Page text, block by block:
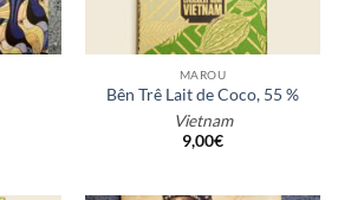
MAROU
Bên Trê Lait de Coco, 55 %
Vietnam
9,00€